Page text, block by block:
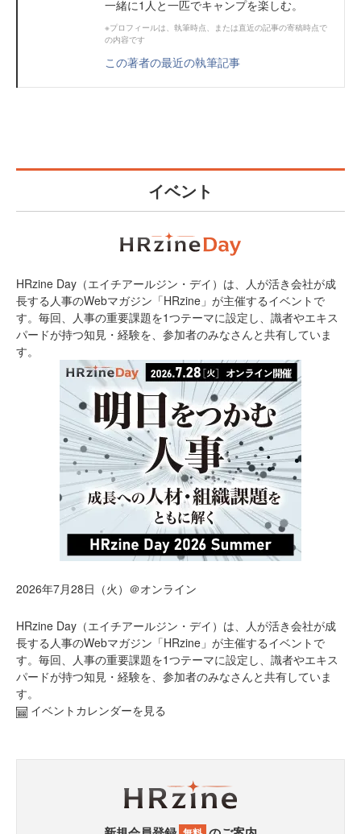
一緒に1人と一匹でキャンプを楽しむ。
※プロフィールは、執筆時点、または直近の記事の寄稿時点で
の内容です
この著者の最近の執筆記事
イベント
HRzine Day（エイチアールジン・デイ）は、人が活き会社が成
長する人事のWebマガジン「HRzine」が主催するイベントで
す。毎回、人事の重要課題を1つテーマに設定し、識者やエキス
パードが持つ知見・経験を、参加者のみなさんと共有していま
す。
2026年7月28日（火）＠オンライン
HRzine Day（エイチアールジン・デイ）は、人が活き会社が成
長する人事のWebマガジン「HRzine」が主催するイベントで
す。毎回、人事の重要課題を1つテーマに設定し、識者やエキス
パードが持つ知見・経験を、参加者のみなさんと共有していま
す。
イベントカレンダーを見る